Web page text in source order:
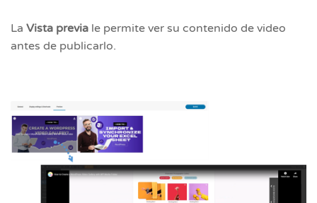
La Vista previa le permite ver su contenido de video
antes de publicarlo.